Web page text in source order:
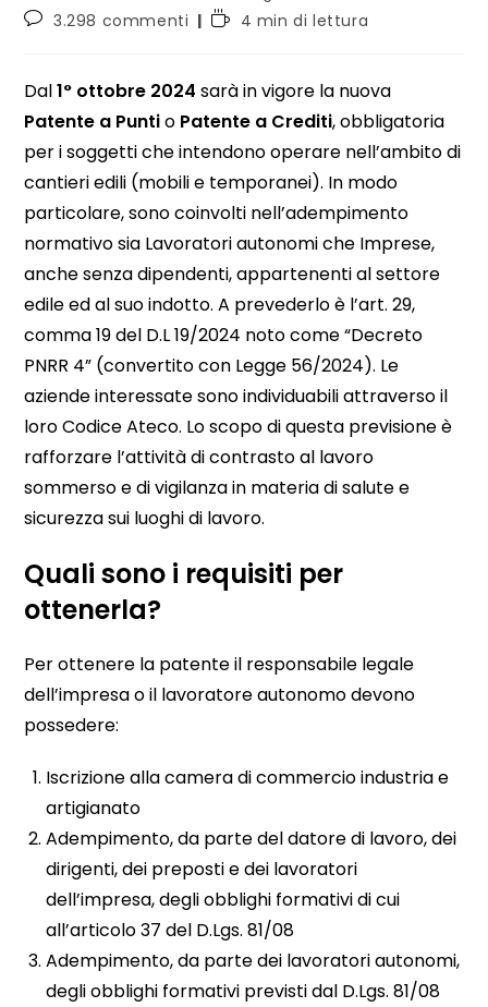
3.298 commenti
4 min di lettura
Dal1° ottobre 2024 sarà in vigore la nuova
Patente a Puntio Patente a Crediti, obbligatoria
per i soggetti che intendono operare nell’ambito di
cantieri edili (mobili e temporanei). In modo
particolare, sono coinvolti nell’adempimento
normativo sia Lavoratori autonomi che Imprese,
anche senza dipendenti, appartenenti al settore
edile ed al suo indotto. A prevederlo è l’art. 29,
comma 19 del D.L 19/2024 noto come “Decreto
PNRR 4” (convertito con Legge 56/2024). Le
aziende interessate sono individuabili attraverso il
loro Codice Ateco. Lo scopo di questa previsione è
rafforzare l’attività di contrasto al lavoro
sommerso e di vigilanza in materia di salute e
sicurezza sui luoghi di lavoro.
Quali sono i requisiti per
ottenerla?
Per ottenere la patente il responsabile legale
dell’impresa o il lavoratore autonomo devono
possedere:
Iscrizione alla camera di commercio industria e
artigianato
Adempimento, da parte del datore di lavoro, dei
dirigenti, dei preposti e dei lavoratori
dell’impresa, degli obblighi formativi di cui
all’articolo 37 del D.Lgs. 81/08
Adempimento, da parte dei lavoratori autonomi,
degli obblighi formativi previsti dal D.Lgs. 81/08